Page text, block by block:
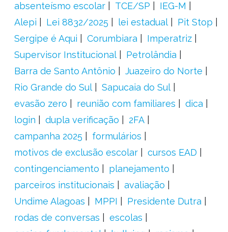
absenteísmo escolar
TCE/SP
IEG-M
Alepi
Lei 8832/2025 lei estadual
Pit Stop
Sergipe é Aqui
Corumbiara
Imperatriz
Supervisor Institucional
Petrolândia
Barra de Santo Antônio
Juazeiro do Norte
Rio Grande do Sul
Sapucaia do Sul
evasão zero
reunião com familiares
dica
login
dupla verificação
2FA
campanha 2025
formulários
motivos de exclusão escolar
cursos EAD
contingenciamento
planejamento
parceiros institucionais
avaliação
Undime Alagoas
MPPI
Presidente Dutra
rodas de conversas
escolas